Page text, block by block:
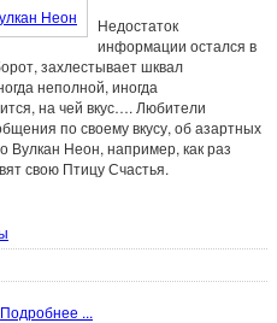
Недостаток
информации остался в
захлестывает шквал
неполной, иногда
на чей вкус…. Любители
по своему вкусу, об азартных
Вулкан Неон, например, как раз
свою Птицу Счастья.
Подробнее ...